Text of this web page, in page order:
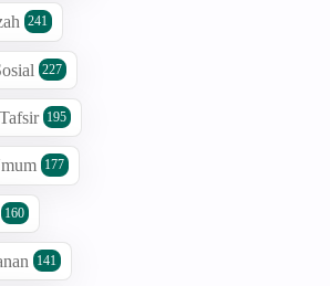
241
227
195
177
160
141